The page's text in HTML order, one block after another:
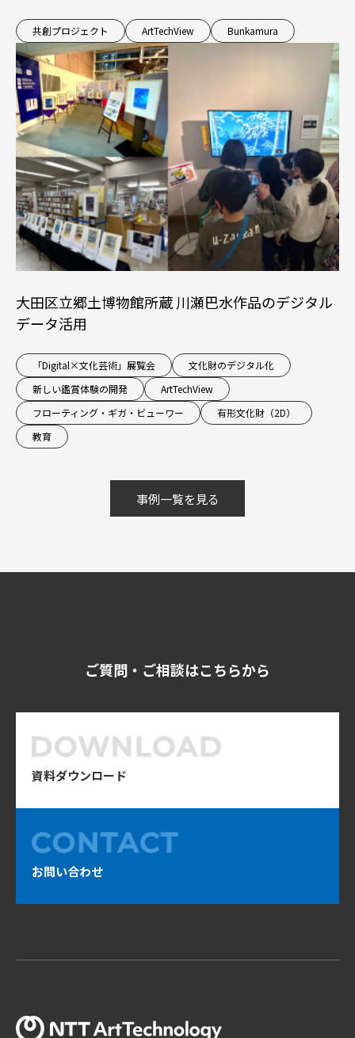
共創プロジェクト ArtTechView Bunkamura
大田区立郷土博物館所蔵 川瀬巴水作品のデジタル
データ活用
「Digital×文化芸術」展覧会
文化財のデジタル化
新しい鑑賞体験の開発
ArtTechView
フローティング・ギガ・ビューワー
有形文化財（2D）
教育
事例一覧を見る
ご質問・ご相談はこちらから
資料ダウンロード
お問い合わせ